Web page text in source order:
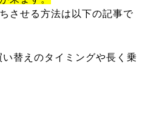
させる方法は以下の記事で
替えのタイミングや長く乗